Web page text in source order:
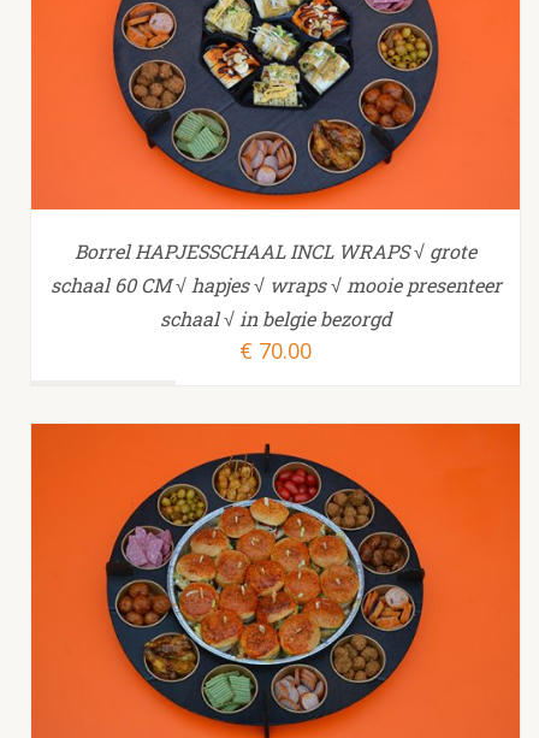
TOEVOEGEN AAN WINKELWAGEN /
Borrel HAPJESSCHAAL INCL WRAPS √ grote
schaal 60 CM √ hapjes √ wraps √ mooie presenteer
schaal √ in belgie bezorgd
€ 70.00
TOEVOEGEN AAN WINKELWAGEN